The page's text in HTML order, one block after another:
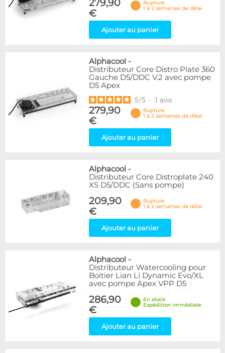
279,90
€
Rupture
1 à 2 semaines de délai
Ajouter au panier
Alphacool -
Distributeur Core Distro Plate 360
Gauche D5/DDC V.2 avec pompe
D5 Apex
5/5 - 1 avis
279,90
€
Rupture
1 à 2 semaines de délai
Ajouter au panier
Alphacool -
Distributeur Core Distroplate 240
XS D5/DDC (Sans pompe)
209,90
€
Rupture
1 à 2 semaines de délai
Ajouter au panier
Alphacool -
Distributeur Watercooling pour
Boitier Lian Li Dynamic Evo/XL
avec pompe Apex VPP D5
286,90
€
En stock
Expédition immédiate
Ajouter au panier